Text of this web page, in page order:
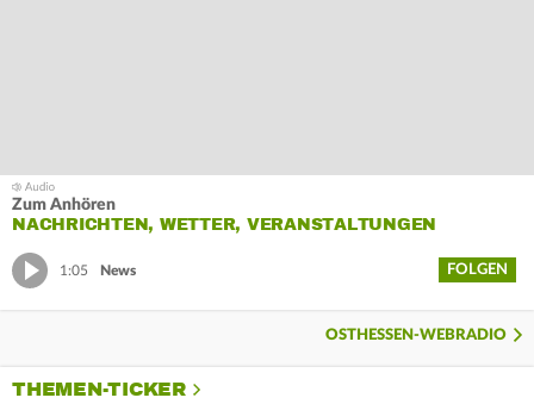
Zum Anhören
NACHRICHTEN, WETTER, VERANSTALTUNGEN
1:05 News FOLGEN
OSTHESSEN-WEBRADIO
THEMEN-TICKER